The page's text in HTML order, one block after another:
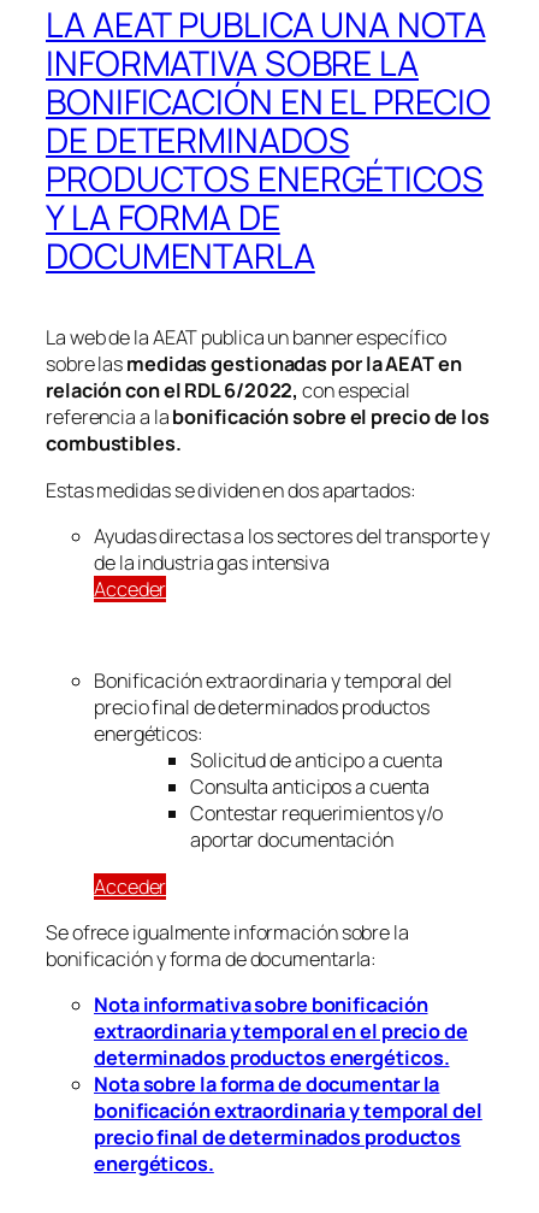
LA AEAT PUBLICA UNA NOTA
INFORMATIVA SOBRE LA
BONIFICACIÓN EN EL PRECIO
DE DETERMINADOS
PRODUCTOS ENERGÉTICOS
Y LA FORMA DE
DOCUMENTARLA
La web de la AEAT publica un banner específico
sobre lasmedidas gestionadas por la AEAT en
relación con el RDL 6/2022,con especial
referencia a labonificación sobre el precio de los
combustibles.
Estas medidas se dividen en dos apartados:
Ayudas directas a los sectores del transporte y
de la industria gas intensiva
Acceder
Bonificación extraordinaria y temporal del
precio final de determinados productos
energéticos:
Solicitud de anticipo a cuenta
Consulta anticipos a cuenta
Contestar requerimientos y/o
aportar documentación
Acceder
Se ofrece igualmente información sobre la
bonificación y forma de documentarla:
Nota informativa sobre bonificación
extraordinaria y temporal en el precio de
determinados productos energéticos.
Nota sobre la forma de documentar la
bonificación extraordinaria y temporal del
precio final de determinados productos
energéticos.